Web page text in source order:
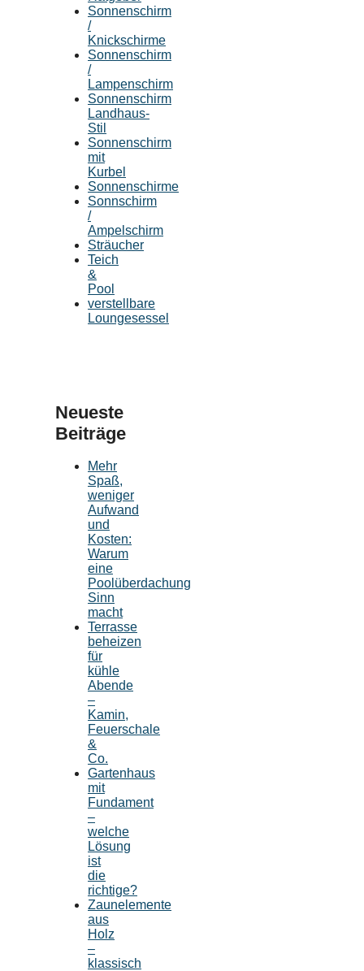
Sonnenschirm
/
Knickschirme
Sonnenschirm
/
Lampenschirm
Sonnenschirm
Landhaus-
Stil
Sonnenschirm
mit
Kurbel
Sonnenschirme
Sonnschirm
/
Ampelschirm
Sträucher
Teich
&
Pool
verstellbare
Loungesessel
Neueste
Beiträge
Mehr
Spaß,
weniger
Aufwand
und
Kosten:
Warum
eine
Poolüberdachung
Sinn
macht
Terrasse
beheizen
für
kühle
Abende
–
Kamin,
Feuerschale
&
Co.
Gartenhaus
mit
Fundament
–
welche
Lösung
ist
die
richtige?
Zaunelemente
aus
Holz
–
klassisch